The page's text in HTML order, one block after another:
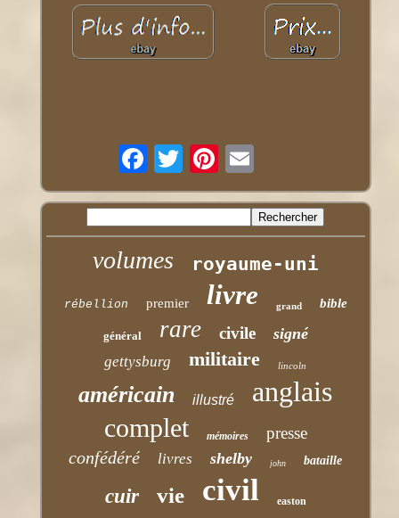
volumes royaume-uni
rébellion premier livre grand bible
général rare civile signé
gettysburg militaire lincoln
américain illustré anglais
complet mémoires presse
confédéré livres shelby john bataille
cuir vie civil easton